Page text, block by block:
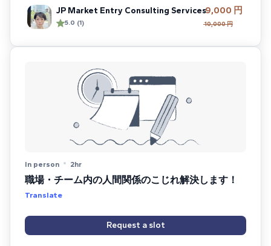
JP Market Entry Consulting Services
5.0 (1)
9,000 円
10,000 円
In person 2hr
職場・チーム内の人間関係のこじれ解決します！
Translate
Request a slot